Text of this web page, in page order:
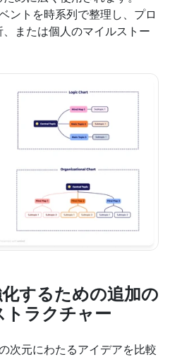
ントを時系列で整理し、プロ
または個人のマイルストー
するための追加の
トラクチャー
次元にわたるアイデアを比較